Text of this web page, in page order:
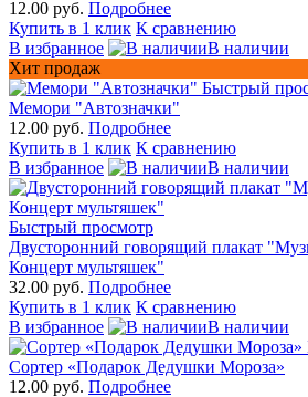
12.00 руб. Подробнее
Купить в 1 клик К сравнению
В избранное
В наличии
Хит продаж
Быстрый
Мемори "Автозначки"
12.00 руб. Подробнее
Купить в 1 клик К сравнению
В избранное
В наличии
Быстрый просмотр
Двусторонний говорящий плакат
Концерт мультяшек"
32.00 руб. Подробнее
Купить в 1 клик К сравнению
В избранное
В наличии
Сортер «Подарок Дедушки Мороза»
12.00 руб. Подробнее